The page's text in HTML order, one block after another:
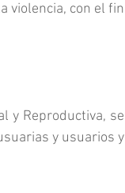
violencia, con el fin
y Reproductiva, se
y usuarios y